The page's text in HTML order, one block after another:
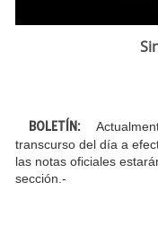
BOLETÍN:
transcurso del día a
las notas oficiales
sección.-